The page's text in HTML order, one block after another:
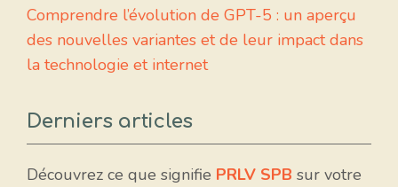
Comprendre l’évolution de GPT-5 : un aperçu
des nouvelles variantes et de leur impact dans
la technologie et internet
Derniers articles
Découvrez ce que signifie PRLV SPB sur votre